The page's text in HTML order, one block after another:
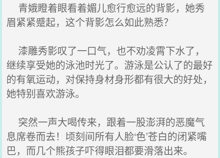
青娥瞪着眼看着媚儿愈行愈远的背影，她秀
眉紧紧蹙起，这个背影怎么如此熟悉？
漆雕秀影叹了一口气，也不劝凌霄下水了，
继续享受她的泳池时光了。游泳是公认了的最好
的有氧运动，对保持身材身形都有很大的好处，
她特别喜欢游泳。
突然一声大喝传来，跟着一股澎湃的恶魔气
息席卷而去！顷刻间所有人脸‘色’苍白的闭紧嘴
巴，而几个熊孩子吓得眼泪都要滑落出来。